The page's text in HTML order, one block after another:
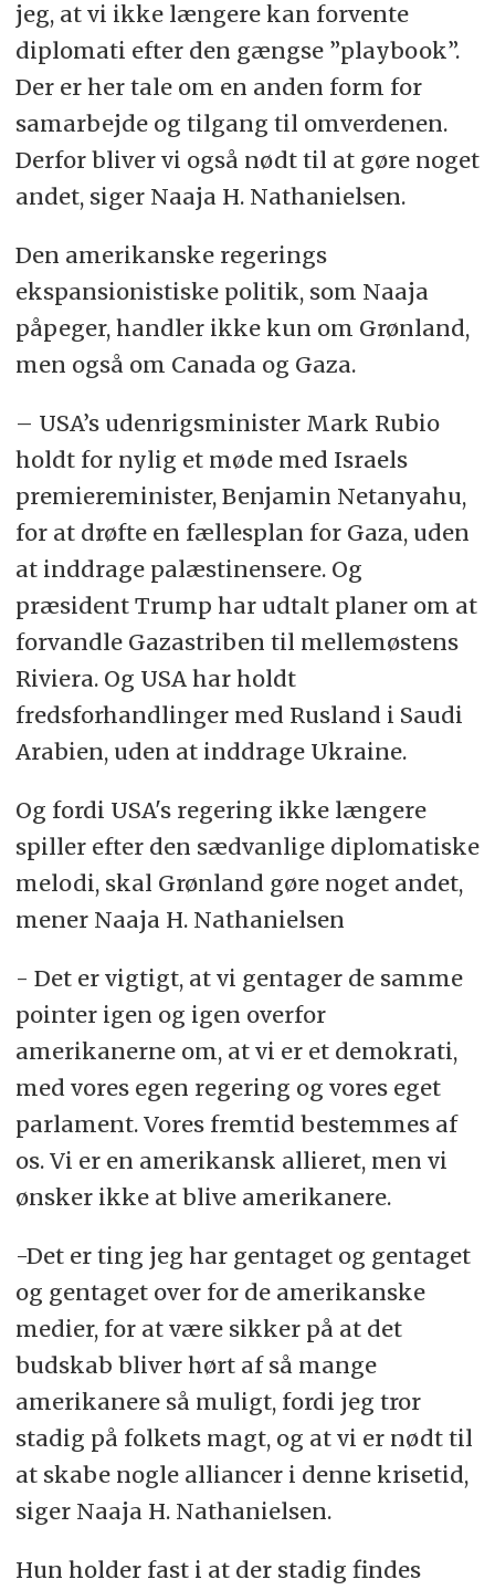
jeg, at vi ikke længere kan forvente
diplomati efter den gængse ”playbook”.
Der er her tale om en anden form for
samarbejde og tilgang til omverdenen.
Derfor bliver vi også nødt til at gøre noget
andet, siger Naaja H. Nathanielsen.
Den amerikanske regerings
ekspansionistiske politik, som Naaja
påpeger, handler ikke kun om Grønland,
men også om Canada og Gaza.
– USA’s udenrigsminister Mark Rubio
holdt for nylig et møde med Israels
premiereminister, Benjamin Netanyahu,
for at drøfte en fællesplan for Gaza, uden
at inddrage palæstinensere. Og
præsident Trump har udtalt planer om at
forvandle Gazastriben til mellemøstens
Riviera. Og USA har holdt
fredsforhandlinger med Rusland i Saudi
Arabien, uden at inddrage Ukraine.
Og fordi USA's regering ikke længere
spiller efter den sædvanlige diplomatiske
melodi, skal Grønland gøre noget andet,
mener Naaja H. Nathanielsen
- Det er vigtigt, at vi gentager de samme
pointer igen og igen overfor
amerikanerne om, at vi er et demokrati,
med vores egen regering og vores eget
parlament. Vores fremtid bestemmes af
os. Vi er en amerikansk allieret, men vi
ønsker ikke at blive amerikanere.
-Det er ting jeg har gentaget og gentaget
og gentaget over for de amerikanske
medier, for at være sikker på at det
budskab bliver hørt af så mange
amerikanere så muligt, fordi jeg tror
stadig på folkets magt, og at vi er nødt til
at skabe nogle alliancer i denne krisetid,
siger Naaja H. Nathanielsen.
Hun holder fast i at der stadig findes